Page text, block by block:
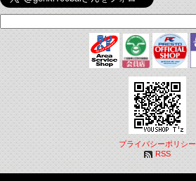
プライバシーポリシー
RSS